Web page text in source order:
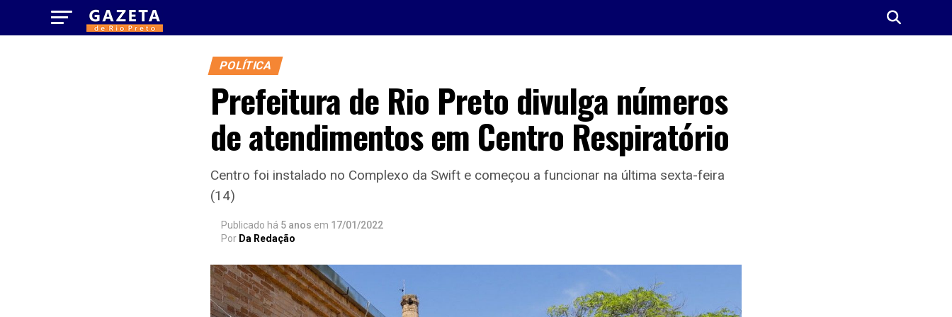
POLÍTICA
Prefeitura de Rio Preto divulga números
de atendimentos em Centro Respiratório
Centro foi instalado no Complexo da Swift e começou a funcionar na última sexta-feira
(14)
Publicado há 5 anos em 17/01/2022
Por Da Redação